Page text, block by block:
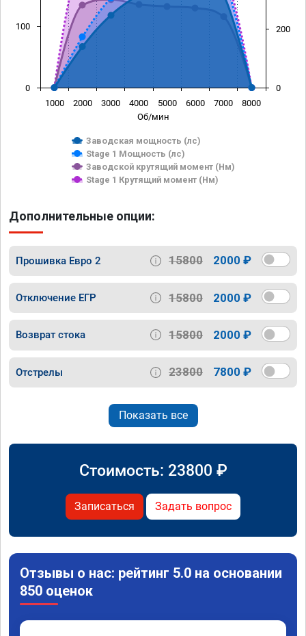
Об/мин
Заводская мощность (лс)
Stage 1 Мощность (лс)
Заводской крутящий момент (Нм)
Stage 1 Крутящий момент (Нм)
1000 2000 3000 4000 5000 6000 7000 8000
0
100
0
200
Дополнительные опции:
Прошивка Евро 2 15800 2000 ₽
Отключение ЕГР 15800 2000 ₽
Возврат стока 15800 2000 ₽
Отстрелы 23800 7800 ₽
Показать все
Стоимость: 23800 ₽
Записаться Задать вопрос
Отзывы о нас: рейтинг 5.0 на основании
850 оценок